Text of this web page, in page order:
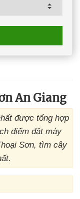
An Giang
được tổng hợp
điểm đặt máy
Sơn, tìm cây